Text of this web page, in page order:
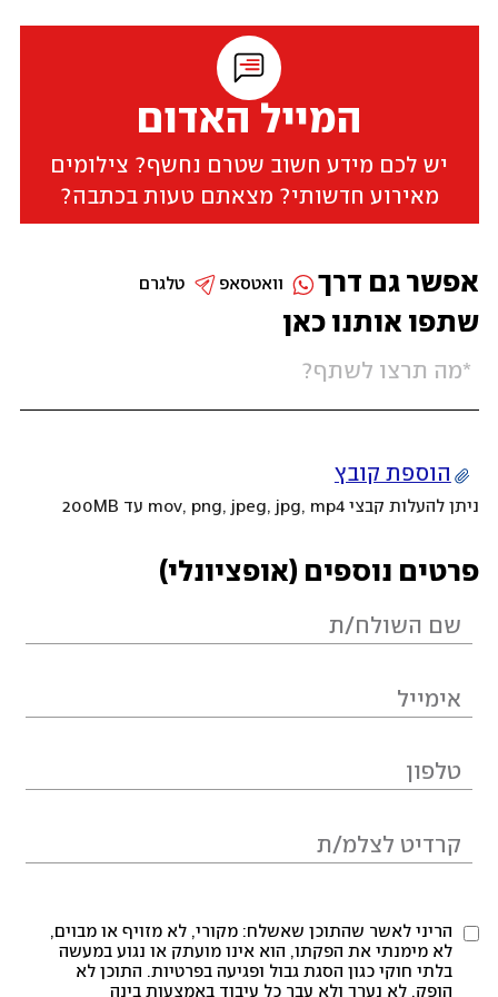
המייל האדום
יש לכם מידע חשוב שטרם נחשף? צילומים
מאירוע חדשותי? מצאתם טעות בכתבה?
שתפו אותנו כאן
הוספת קובץ
ניתן להעלות קבצי mov, png, jpeg, jpg, mp4 עד 200MB
פרטים נוספים (אופציונלי)
הריני לאשר שהתוכן שאשלח: מקורי, לא מזויף או מבוים,
לא מימנתי את הפקתו, הוא אינו מועתק או נגוע במעשה
בלתי חוקי כגון הסגת גבול ופגיעה בפרטיות. התוכן לא
הופק, לא נערך ולא עבר כל עיבוד באמצעות בינה
אפשר גם דרך טלגרם וואטסאפ